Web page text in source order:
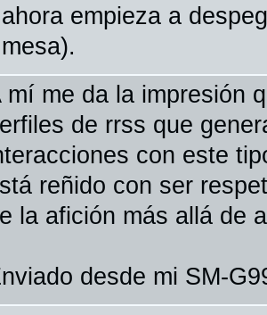
ahora empieza a
mesa).
mí me da la impresión
de rrss que
con este
reñido con ser
la afición más allá de
desde mi SM-